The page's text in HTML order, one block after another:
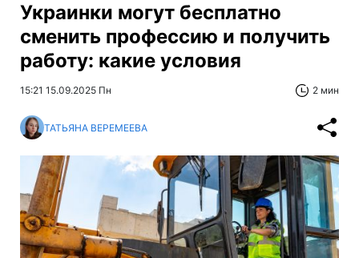
Украинки могут бесплатно
сменить профессию и получить
работу: какие условия
15:21 15.09.2025 Пн 2 мин
ТАТЬЯНА ВЕРЕМЕЕВА